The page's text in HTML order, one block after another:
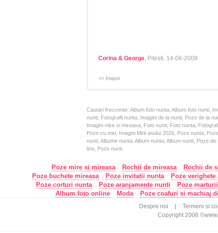
Corina & George, Pitesti, 14-06-2008
<< Inapoi
Cautari frecvente: Album foto nunta, Album foto nunti,
nunti, Fotografii nunta, Imagini de la nunti, Poze de la
Imagini mire si mireasa, Foto nunti, Foto nunta,
Poze cu miri, Imagini Mirii anului 2026, Poze nunta,
nunti, Albume nunta, Album nunta, Album nunti, Poze
line, Poze nunti.
Poze mire si mireasa Rochii de mireasa
Rochii de
Poze buchete mireasa
Poze invitatii nunta
Poze
Poze corturi nunta
Poze aranjamente nunti
Poze
Album foto online
Moda Poze coafuri si machiaj
Despre noi
Termeni si
Copyright 2006